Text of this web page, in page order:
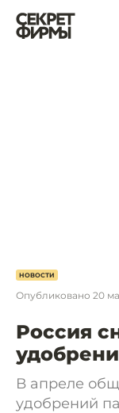
НОВОСТИ
Опубликовано 20
Россия
В апреле
удобрений